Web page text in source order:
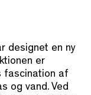
designet en ny
er
fascination af
og vand. Ved